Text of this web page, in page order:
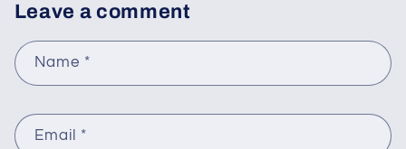
Leave a comment
Name *
Email *